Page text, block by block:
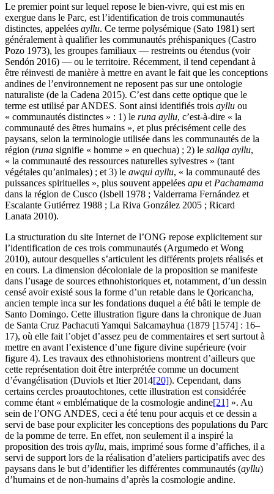
Le premier point sur lequel repose le bien-vivre, qui est mis en
exergue dans le Parc, est l’identification de trois communautés
distinctes, appelées ayllu. Ce terme polysémique (Sato 1981) sert
généralement à qualifier les communautés préhispaniques (Castro
Pozo 1973), les groupes familiaux — restreints ou étendus (voir
Sendón 2016) — ou le territoire. Récemment, il tend cependant à
être réinvesti de manière à mettre en avant le fait que les conceptions
andines de l’environnement ne reposent pas sur une ontologie
naturaliste (de la Cadena 2015). C’est dans cette optique que le
terme est utilisé par ANDES. Sont ainsi identifiés trois ayllu ou
« communautés distinctes » : 1) le runa ayllu, c’est-à-dire « la
communauté des êtres humains », et plus précisément celle des
paysans, selon la terminologie utilisée dans les communautés de la
région (runa signifie « homme » en quechua) ; 2) le sallqa ayllu,
« la communauté des ressources naturelles sylvestres » (tant
végétales qu’animales) ; et 3) le awqui ayllu, « la communauté des
puissances spirituelles », plus souvent appelées apu et Pachamama
dans la région de Cusco (Isbell 1978 ; Valderrama Fernández et
Escalante Gutiérrez 1988 ; La Riva González 2005 ; Ricard
Lanata 2010).
La structuration du site Internet de l’ONG repose explicitement sur
l’identification de ces trois communautés (Argumedo et Wong
2010), autour desquelles s’articulent les différents projets réalisés et
en cours. La dimension décoloniale de la proposition se manifeste
dans l’usage de sources ethnohistoriques et, notamment, d’un dessin
censé avoir existé sous la forme d’un retable dans le Qoricancha,
ancien temple inca sur les fondations duquel a été bâti le temple de
Santo Domingo. Cette illustration figure dans la chronique de Juan
de Santa Cruz Pachacuti Yamqui Salcamayhua (1879 [1574] : 16–
17), où elle fait l’objet d’assez peu de commentaires et sert surtout à
mettre en avant l’existence d’une figure divine supérieure (voir
figure 4). Les travaux des ethnohistoriens montrent d’ailleurs que
cette représentation doit être interprétée comme un document
d’évangélisation (Duviols et Itier 2014[20]). Cependant, dans
certains cercles proautochtones, cette illustration est considérée
comme étant « emblématique de la cosmologie andine[21] ». Au
sein de l’ONG ANDES, ceci a été tenu pour acquis et ce dessin a
servi de base pour expliciter les conceptions des populations du Parc
de la pomme de terre. En effet, non seulement il a inspiré la
proposition des trois ayllu, mais, imprimé sous forme d’affiches, il a
servi de support lors de la réalisation d’ateliers participatifs avec des
paysans dans le but d’identifier les différentes communautés (ayllu)
d’humains et de non-humains d’après la cosmologie andine.